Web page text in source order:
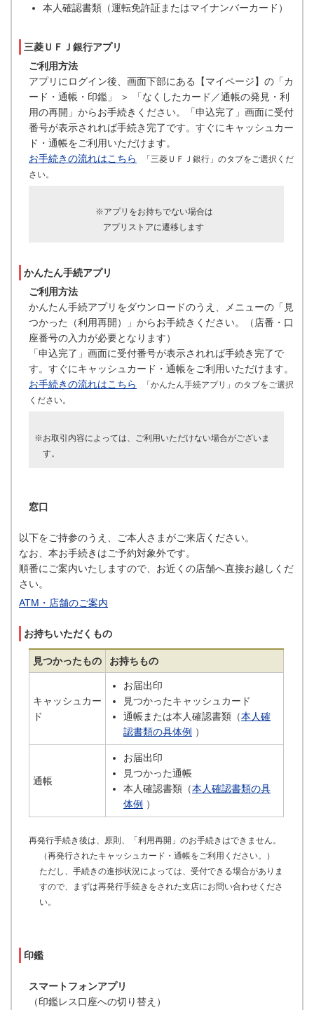
本人確認書類（運転免許証またはマイナンバーカード）
三菱ＵＦＪ銀行アプリ
ご利用方法
アプリにログイン後、画面下部にある【マイページ】の「カ
ード・通帳・印鑑」 ＞ 「なくしたカード／通帳の発見・利
用の再開」からお手続きください。「申込完了」画面に受付
番号が表示されれば手続き完了です。すぐにキャッシュカー
ド・通帳をご利用いただけます。
お手続きの流れはこちら
「三菱ＵＦＪ銀行」のタブをご選択くだ
さい。
※アプリをお持ちでない場合は
アプリストアに遷移します
かんたん手続アプリ
ご利用方法
かんたん手続アプリをダウンロードのうえ、メニューの「見
つかった（利用再開）」からお手続きください。（店番・口
座番号の入力が必要となります）
「申込完了」画面に受付番号が表示されれば手続き完了で
す。すぐにキャッシュカード・通帳をご利用いただけます。
お手続きの流れはこちら
「かんたん手続アプリ」のタブをご選択
ください。
※お取引内容によっては、ご利用いただけない場合がございま
す。
窓口
以下をご持参のうえ、ご本人さまがご来店ください。
なお、本お手続きはご予約対象外です。
順番にご案内いたしますので、お近くの店舗へ直接お越しくだ
さい。
ATM・店舗のご案内
お持ちいただくもの
見つかったもの お持ちもの
キャッシュカー
ド
お届出印
見つかったキャッシュカード
通帳または本人確認書類（本人確
認書類の具体例 ）
通帳
お届出印
見つかった通帳
本人確認書類（本人確認書類の具
体例 ）
再発行手続き後は、原則、「利用再開」のお手続きはできません。
（再発行されたキャッシュカード・通帳をご利用ください。）
ただし、手続きの進捗状況によっては、受付できる場合がありま
すので、まずは再発行手続きをされた支店にお問い合わせくださ
い。
印鑑
スマートフォンアプリ
（印鑑レス口座への切り替え）